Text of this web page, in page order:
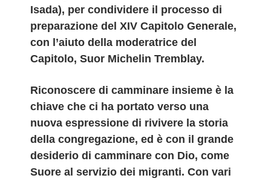
Isada), per condividere il processo di
preparazione del XIV Capitolo Generale,
con l’aiuto della moderatrice del
Capitolo, Suor Michelin Tremblay.
Riconoscere di camminare insieme è la
chiave che ci ha portato verso una
nuova espressione di rivivere la storia
della congregazione, ed è con il grande
desiderio di camminare con Dio, come
Suore al servizio dei migranti. Con vari